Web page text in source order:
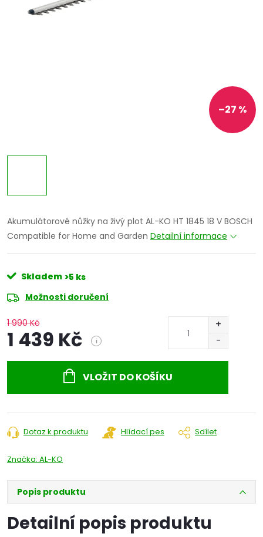
–27 %
Akumulátorové nůžky na živý plot AL-KO HT 1845 18 V BOSCH
Compatible for Home and Garden Detailní informace
Skladem >5 ks
Možnosti doručení
1 990 Kč
1 439 Kč i
VLOŽIT DO KOŠÍKU
Dotaz k produktu Hlídací pes Sdílet
Značka: AL-KO
Popis produktu
Detailní popis produktu